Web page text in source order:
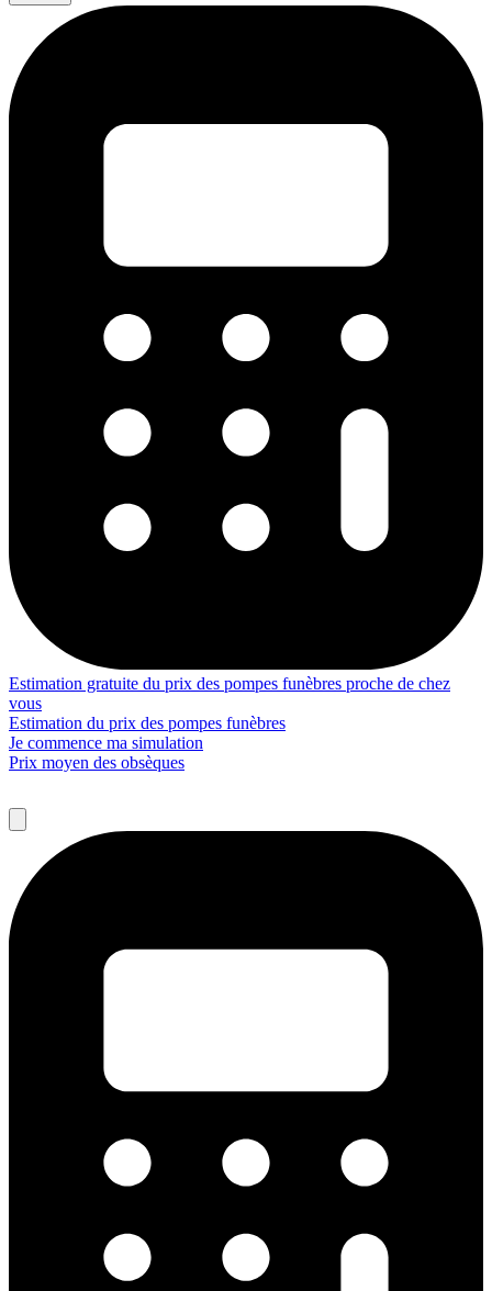
Estimation gratuite du prix des pompes funèbres proche de chez
vous
Estimation du prix des pompes funèbres
Je commence ma simulation
Prix moyen des obsèques